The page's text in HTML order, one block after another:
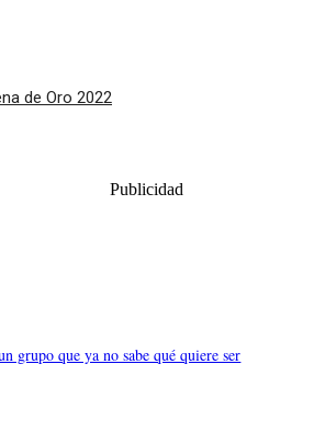
de Oro 2022
Publicidad
grupo que ya no sabe qué quiere ser